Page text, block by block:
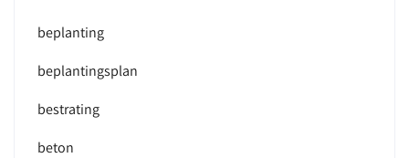
beplanting
beplantingsplan
bestrating
beton